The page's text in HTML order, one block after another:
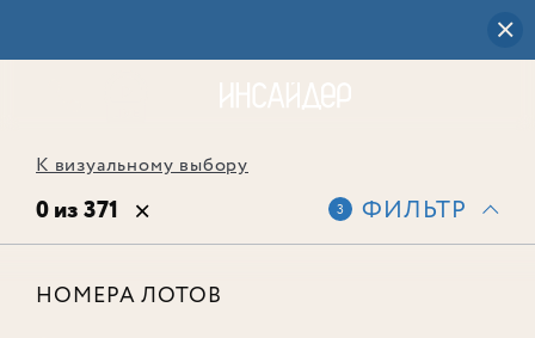
К визуальному выбору
0 из 371 3 ФИЛЬТР
НОМЕРА ЛОТОВ